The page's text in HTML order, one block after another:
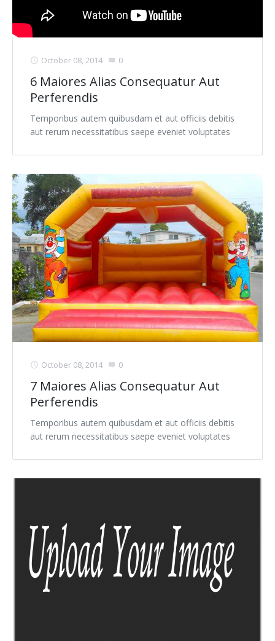
October 08, 2014 0
6 Maiores Alias Consequatur Aut
Perferendis
Temporibus autem quibusdam et aut officiis debitis
aut rerum necessitatibus saepe eveniet voluptates
October 08, 2014 0
7 Maiores Alias Consequatur Aut
Perferendis
Temporibus autem quibusdam et aut officiis debitis
aut rerum necessitatibus saepe eveniet voluptates